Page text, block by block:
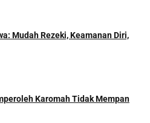
Mudah Rezeki, Keamanan Diri,
Karomah Tidak Mempan